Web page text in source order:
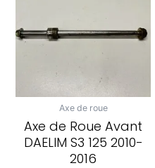
Axe de roue
Axe de Roue Avant
DAELIM S3 125 2010-
2016